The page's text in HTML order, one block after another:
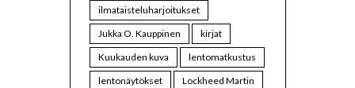
ilmataisteluharjoitukset
Jukka O. Kauppinen
kirjat
Kuukauden kuva
lentomatkustus
lentonäytökset
Lockheed Martin